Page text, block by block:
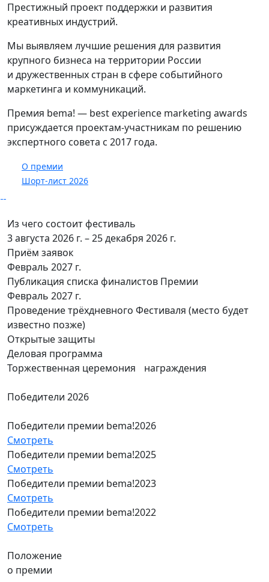
Престижный проект поддержки и развития
креативных индустрий.
Мы выявляем лучшие решения для развития
крупного бизнеса на территории России
и дружественных стран в сфере событийного
маркетинга и коммуникаций.
Премия bema! — best experience marketing awards
присуждается проектам-участникам по решению
экспертного совета с 2017 года.
О премии
Шорт-лист 2026
Из чего состоит фестиваль
3 августа 2026 г. – 25 декабря 2026 г.
Приём заявок
Февраль 2027 г.
Публикация списка финалистов Премии
Февраль 2027 г.
Проведение трёхдневного Фестиваля (место будет
известно позже)
Открытые защиты
Деловая программа
Торжественная церемония награждения
Победители 2026
Победители премии bema!2026
Смотреть
Победители премии bema!2025
Смотреть
Победители премии bema!2023
Смотреть
Победители премии bema!2022
Смотреть
Положение
о премии